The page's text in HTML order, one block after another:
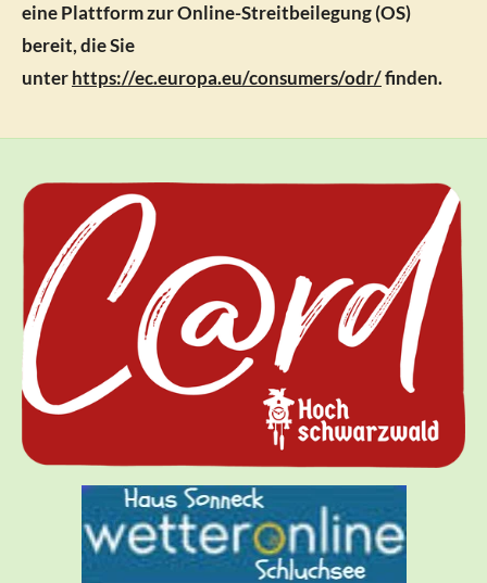
eine Plattform zur Online-Streitbeilegung (OS)
bereit, die Sie
unterhttps://ec.europa.eu/consumers/odr/finden.